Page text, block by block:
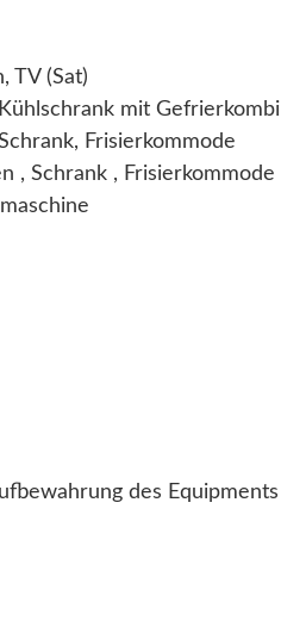
TV (Sat)
mit Gefrierkombi
Frisierkommode
, Schrank , Frisierkommode
des Equipments